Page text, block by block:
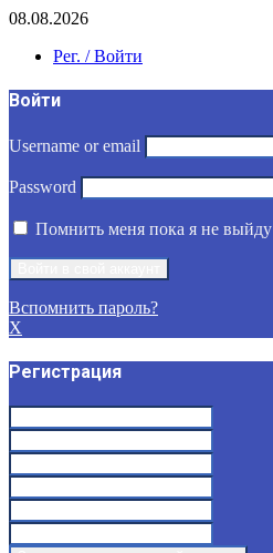
08.08.2026
Рег. / Войти
Войти
Username or email
Password
Помнить меня пока я не выйду
Вспомнить пароль?
X
Регистрация